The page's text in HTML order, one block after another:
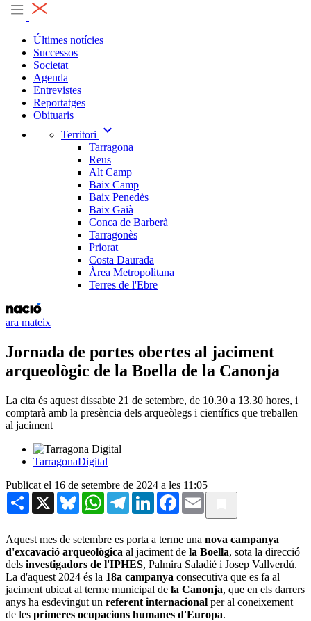
Últimes notícies
Successos
Societat
Agenda
Entrevistes
Reportatges
Obituaris
Territori
expand_more
Tarragona
Reus
Alt Camp
Baix Camp
Baix Penedès
Baix Gaià
Conca de Barberà
Tarragonès
Priorat
Costa Daurada
Àrea Metropolitana
Terres de l'Ebre
ara mateix
Jornada de portes obertes al jaciment
arqueològic de la Boella de la Canonja
La cita és aquest dissabte 21 de setembre, de 10.30 a 13.30 hores, i
comptarà amb la presència dels arqueòlegs i científics que treballen
al jaciment
TarragonaDigital
Publicat el 16 de setembre de 2024 a les 11:05
Share X BlueskyWhatsAppTelegramLinkedInFacebook
Email
Aquest mes de setembre es porta a terme una nova campanya
d'excavació arqueològica al jaciment de la Boella, sota la direcció
dels investigadors de l'IPHES, Palmira Saladié i Josep Vallverdú.
La d'aquest 2024 és la 18a campanya consecutiva que es fa al
jaciment ubicat al terme municipal de la Canonja, que en els darrers
anys ha esdevingut un referent internacional per al coneixement
de les primeres ocupacions humanes d'Europa.